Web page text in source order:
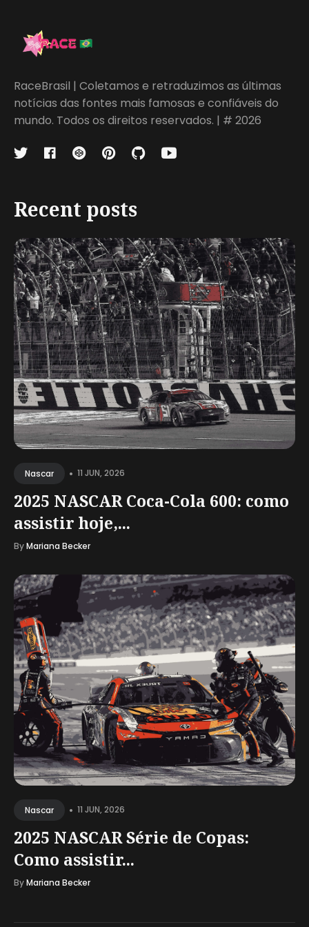
RaceBrasil | Coletamos e retraduzimos as últimas
notícias das fontes mais famosas e confiáveis do
mundo. Todos os direitos reservados. | # 2026
Recent posts
Nascar • 11 JUN, 2026
2025 NASCAR Coca-Cola 600: como
assistir hoje,...
ByMariana Becker
Nascar • 11 JUN, 2026
2025 NASCAR Série de Copas:
Como assistir...
ByMariana Becker